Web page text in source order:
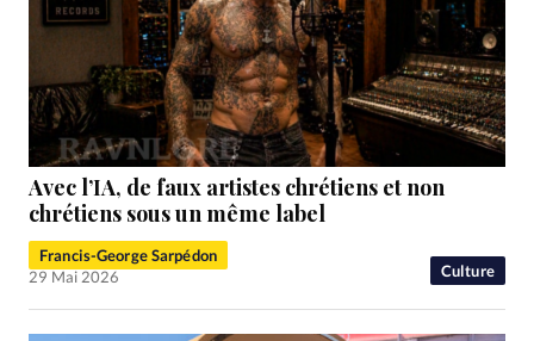
Culture
Avec l’IA, de faux artistes chrétiens et non
chrétiens sous un même label
Francis-George Sarpédon
29 Mai 2026